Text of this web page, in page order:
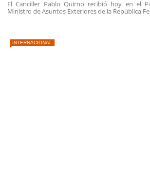
El Canciller Pablo Quirno recibió hoy en el
Ministro de Asuntos Exteriores de la República
INTERNACIONAL